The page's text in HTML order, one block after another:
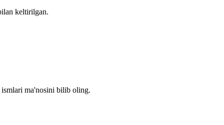
keltirilgan.
ma'nosini bilib oling.